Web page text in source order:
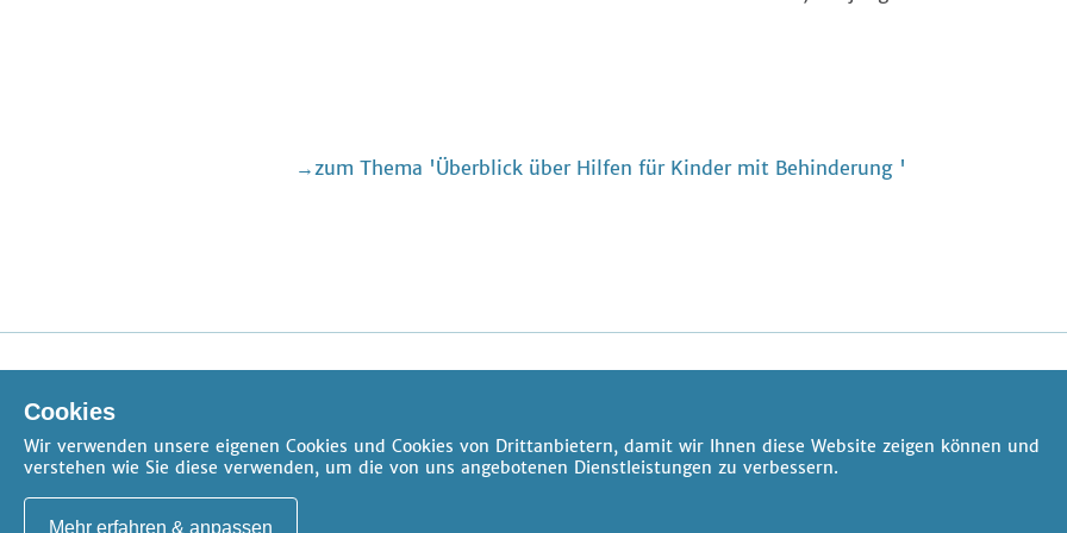
zum Thema 'Überblick über Hilfen für Kinder mit Behinderung '
AGB
Cookie-Einstellungen
Cookies
Wir verwenden unsere eigenen Cookies und Cookies von Drittanbietern, damit wir Ihnen diese Website zeigen können und
verstehen wie Sie diese verwenden, um die von uns angebotenen Dienstleistungen zu verbessern.
Mehr erfahren & anpassen